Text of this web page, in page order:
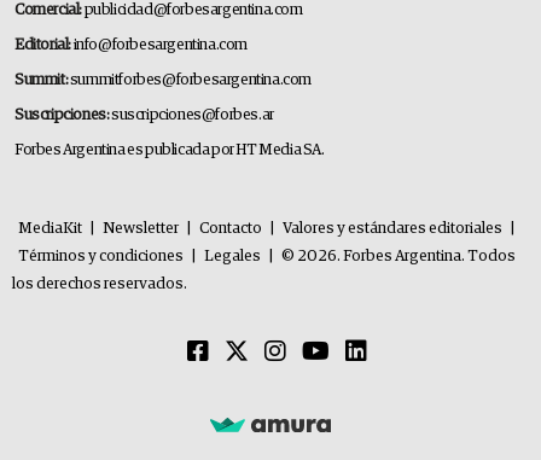
Comercial:publicidad@forbesargentina.com
Editorial:info@forbesargentina.com
Summit:summitforbes@forbesargentina.com
Suscripciones:suscripciones@forbes.ar
Forbes Argentina es publicada por HT Media SA.
MediaKit Newsletter Contacto Valores y estándares editoriales
Términos y condiciones
Legales
© 2026. Forbes Argentina. Todos
los derechos reservados.